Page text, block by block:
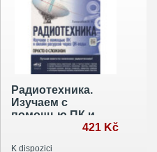
Радиотехника.
Изучаем с
помощью ПК и
онлайн-ресурсов
421 Kč
K dispozici